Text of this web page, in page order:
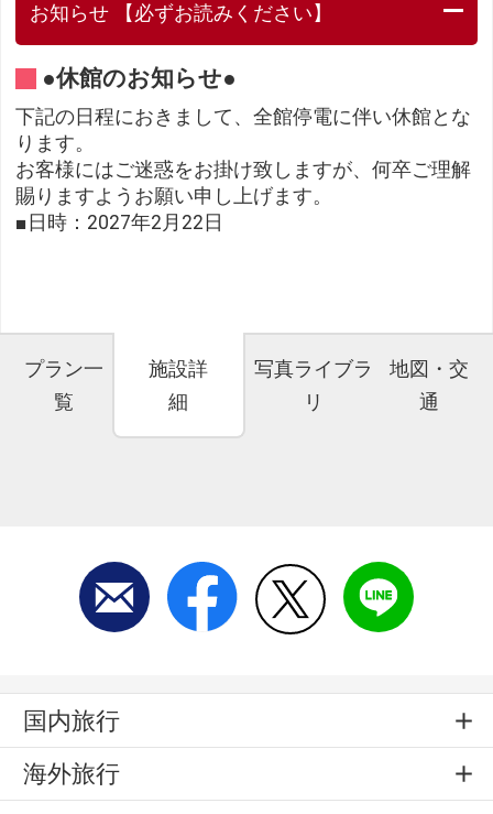
お知らせ 【必ずお読みください】
●休館のお知らせ●
下記の日程におきまして、全館停電に伴い休館とな
ります。
お客様にはご迷惑をお掛け致しますが、何卒ご理解
賜りますようお願い申し上げます。
■日時：2027年2月22日
プラン一
覧
施設詳
細
写真ライブラ
リ
地図・交
通
国内旅行
海外旅行